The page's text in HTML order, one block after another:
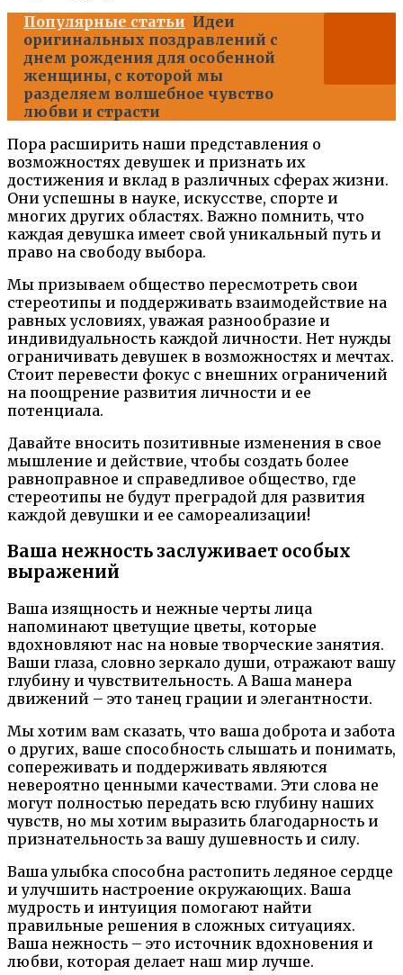
Популярные статьи Идеи
оригинальных поздравлений с
днем рождения для особенной
женщины, с которой мы
разделяем волшебное чувство
любви и страсти
Пора расширить наши представления о
возможностях девушек и признать их
достижения и вклад в различных сферах жизни.
Они успешны в науке, искусстве, спорте и
многих других областях. Важно помнить, что
каждая девушка имеет свой уникальный путь и
право на свободу выбора.
Мы призываем общество пересмотреть свои
стереотипы и поддерживать взаимодействие на
равных условиях, уважая разнообразие и
индивидуальность каждой личности. Нет нужды
ограничивать девушек в возможностях и мечтах.
Стоит перевести фокус с внешних ограничений
на поощрение развития личности и ее
потенциала.
Давайте вносить позитивные изменения в свое
мышление и действие, чтобы создать более
равноправное и справедливое общество, где
стереотипы не будут преградой для развития
каждой девушки и ее самореализации!
Ваша нежность заслуживает особых
выражений
Ваша изящность и нежные черты лица
напоминают цветущие цветы, которые
вдохновляют нас на новые творческие занятия.
Ваши глаза, словно зеркало души, отражают вашу
глубину и чувствительность. А Ваша манера
движений – это танец грации и элегантности.
Мы хотим вам сказать, что ваша доброта и забота
о других, ваше способность слышать и понимать,
сопереживать и поддерживать являются
невероятно ценными качествами. Эти слова не
могут полностью передать всю глубину наших
чувств, но мы хотим выразить благодарность и
признательность за вашу душевность и силу.
Ваша улыбка способна растопить ледяное сердце
и улучшить настроение окружающих. Ваша
мудрость и интуиция помогают найти
правильные решения в сложных ситуациях.
Ваша нежность – это источник вдохновения и
любви, которая делает наш мир лучше.